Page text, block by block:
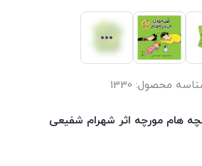
محصول: 1330
هام مورچه اثر شهرام شفیعی